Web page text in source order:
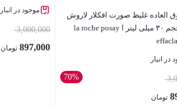
العاده غلیظ صورت افکلار لاروش
پوزای حجم ۳۰ میلی لیتر ا la roche posay
در انبار
70%
تومان
موجود در انبار
3,000,000
897,000 تومان